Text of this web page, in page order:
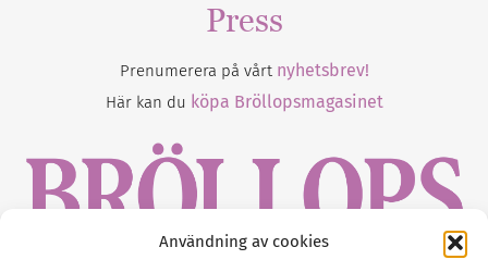
Användning av cookies
Press
Prenumerera på vårt nyhetsbrev!
Här kan du köpa Bröllopsmagasinet